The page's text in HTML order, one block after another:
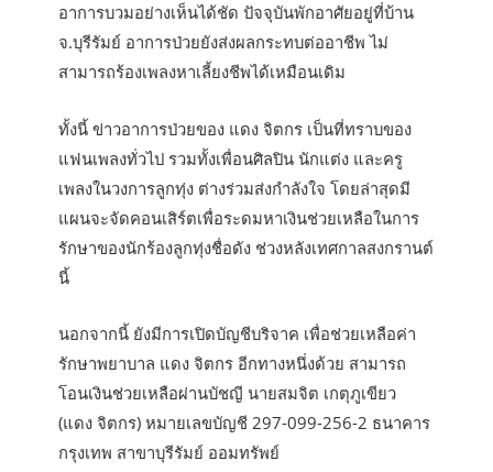
อาการบวมอย่างเห็นได้ชัด ปัจจุบันพักอาศัยอยู่ที่บ้าน
จ.บุรีรัมย์ อาการป่วยยังส่งผลกระทบต่ออาชีพ ไม่
สามารถร้องเพลงหาเลี้ยงชีพได้เหมือนเดิม
ทั้งนี้ ข่าวอาการป่วยของ แดง จิตกร เป็นที่ทราบของ
แฟนเพลงทั่วไป รวมทั้งเพื่อนศิลปิน นักแต่ง และครู
เพลงในวงการลูกทุ่ง ต่างร่วมส่งกำลังใจ โดยล่าสุดมี
แผนจะจัดคอนเสิร์ตเพื่อระดมหาเงินช่วยเหลือในการ
รักษาของนักร้องลูกทุ่งชื่อดัง ช่วงหลังเทศกาลสงกรานต์
นี้
นอกจากนี้ ยังมีการเปิดบัญชีบริจาค เพื่อช่วยเหลือค่า
รักษาพยาบาล แดง จิตกร อีกทางหนึ่งด้วย สามารถ
โอนเงินช่วยเหลือผ่านบัชญี นายสมจิต เกตุภูเขียว
(แดง จิตกร) หมายเลขบัญชี 297-099-256-2 ธนาคาร
กรุงเทพ สาขาบุรีรัมย์ ออมทรัพย์